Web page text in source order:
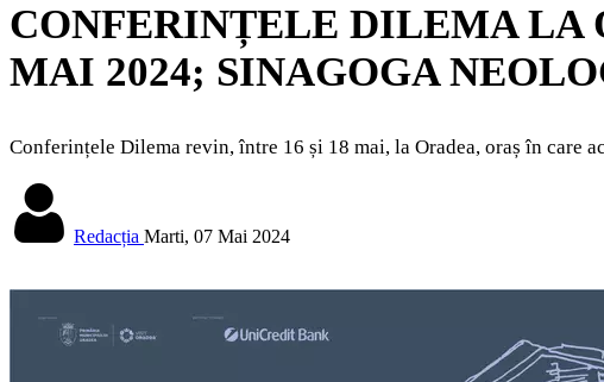
CONFERINȚELE DILEMA LA
MAI 2024; SINAGOGA
Conferințele Dilema revin, între 16 și 18 mai, la Oradea, oraș în care
Redacția Marti, 07 Mai 2024